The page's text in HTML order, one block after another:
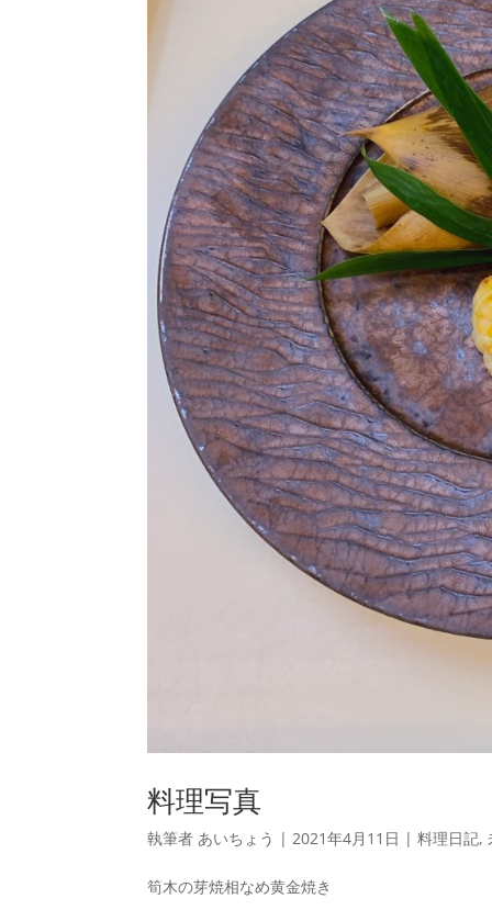
料理写真
執筆者 あいちょう | 2021年4月11日 |料理日記,
筍木の芽焼相なめ黄金焼き